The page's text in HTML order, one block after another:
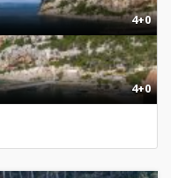
4+0
4+0